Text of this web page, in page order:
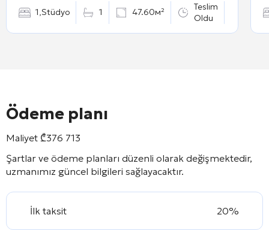
1,Stüdyo 1 47.60м²
Teslim
Oldu
Ödeme planı
Maliyet ₾376 713
Şartlar ve ödeme planları düzenli olarak değişmektedir,
uzmanımız güncel bilgileri sağlayacaktır.
İlk taksit 20%